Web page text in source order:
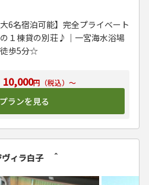
10,000円（税込）～
ランを見る
大6名宿泊可能】完全プライベート
１棟貸の別荘♪｜一宮海水浴場
歩5分☆
ヴィラ白子 ＾